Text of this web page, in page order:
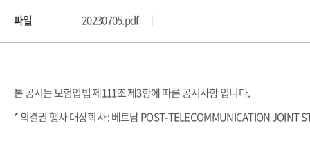
파일 20230705.pdf
본 공시는 보험업법 제111조 제3항에 따른 공시사항 입니다.
* 의결권 행사 대상회사 : 베트남 POST-TELECOMMUNICATION JOINT